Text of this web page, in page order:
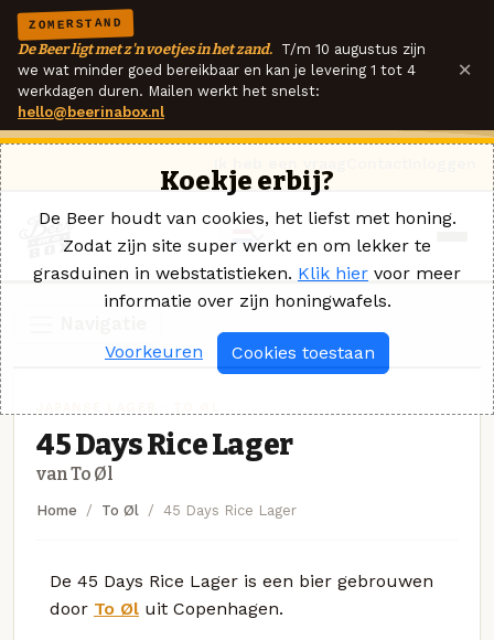
ZOMERSTAND
De Beer ligt met z'n voetjes in het zand. T/m 10 augustus zijn
we wat minder goed bereikbaar en kan je levering 1 tot 4
werkdagen duren. Mailen werkt het snelst:
hello@beerinabox.nl
×
45 Days Rice Lager
van To Øl
Home To Øl 45 Days Rice Lager
De 45 Days Rice Lager is een bier gebrouwen
door To Øl uit Copenhagen.
Koekje erbij?
De Beer houdt van cookies, het liefst met honing.
Zodat zijn site super werkt en om lekker te
grasduinen in webstatistieken. Klik hier voor meer
informatie over zijn honingwafels.
Voorkeuren Cookies toestaan